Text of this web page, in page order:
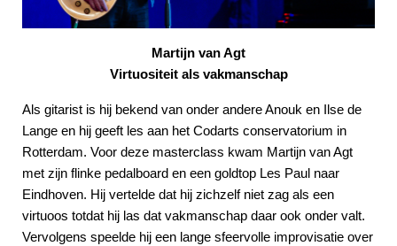
Martijn van Agt
Virtuositeit als vakmanschap
Als gitarist is hij bekend van onder andere Anouk en Ilse de
Lange en hij geeft les aan het Codarts conservatorium in
Rotterdam. Voor deze masterclass kwam Martijn van Agt
met zijn flinke pedalboard en een goldtop Les Paul naar
Eindhoven. Hij vertelde dat hij zichzelf niet zag als een
virtuoos totdat hij las dat vakmanschap daar ook onder valt.
Vervolgens speelde hij een lange sfeervolle improvisatie over